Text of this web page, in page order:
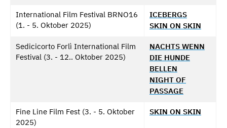
International Film Festival BRNO16
(1. - 5. Oktober 2025)
ICEBERGS
SKIN ON SKIN
Sedicicorto Forlì International Film
Festival (3. - 12.. Oktober 2025)
NACHTS WENN
DIE HUNDE
BELLEN
NIGHT OF
PASSAGE
Fine Line Film Fest (3. - 5. Oktober
2025)
SKIN ON SKIN